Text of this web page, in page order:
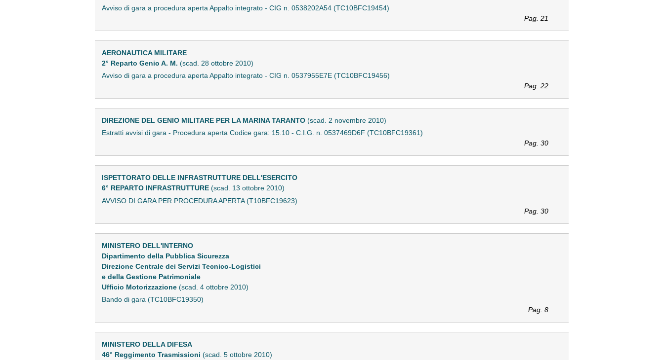
Avviso di gara a procedura aperta Appalto integrato - CIG n. 0538202A54 (TC10BFC19454)
Pag. 21
AERONAUTICA MILITARE
2° Reparto Genio A. M. (scad. 28 ottobre 2010)
Avviso di gara a procedura aperta Appalto integrato - CIG n. 0537955E7E (TC10BFC19456)
Pag. 22
DIREZIONE DEL GENIO MILITARE PER LA MARINA TARANTO (scad. 2 novembre 2010)
Estratti avvisi di gara - Procedura aperta Codice gara: 15.10 - C.I.G. n. 0537469D6F (TC10BFC19361)
Pag. 30
ISPETTORATO DELLE INFRASTRUTTURE DELL'ESERCITO
6° REPARTO INFRASTRUTTURE (scad. 13 ottobre 2010)
AVVISO DI GARA PER PROCEDURA APERTA (T10BFC19623)
Pag. 30
MINISTERO DELL'INTERNO
Dipartimento della Pubblica Sicurezza
Direzione Centrale dei Servizi Tecnico-Logistici
e della Gestione Patrimoniale
Ufficio Motorizzazione (scad. 4 ottobre 2010)
Bando di gara (TC10BFC19350)
Pag. 8
MINISTERO DELLA DIFESA
46° Reggimento Trasmissioni (scad. 5 ottobre 2010)